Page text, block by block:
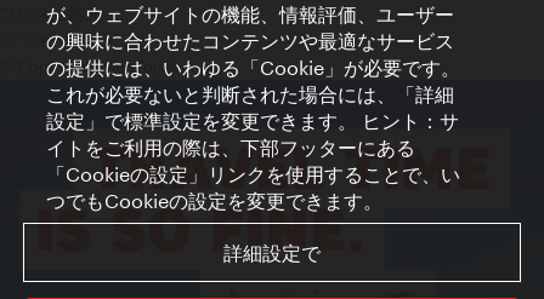
プレス連絡先
クッキーの設定
© Copyright WienTourismus
が、ウェブサイトの機能、情報評価、ユーザー
の興味に合わせたコンテンツや最適なサービス
の提供には、いわゆる「Cookie」が必要です。
これが必要ないと判断された場合には、「詳細
設定」で標準設定を変更できます。 ヒント：サ
イトをご利用の際は、下部フッターにある
「Cookieの設定」リンクを使用することで、い
つでもCookieの設定を変更できます。
詳細設定で